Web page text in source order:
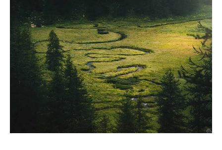
ACCUEIL
QUI SOMMES-NOUS
CONTACT